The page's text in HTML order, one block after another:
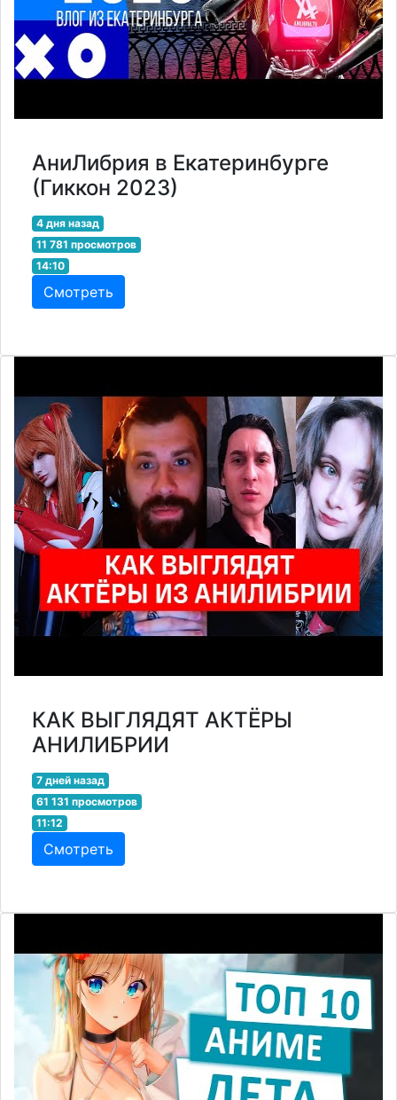
АниЛибрия в Екатеринбурге
(Гиккон 2023)
4 дня назад
11 781 просмотров
14:10
Смотреть
КАК ВЫГЛЯДЯТ АКТЁРЫ
АНИЛИБРИИ
7 дней назад
61 131 просмотров
11:12
Смотреть